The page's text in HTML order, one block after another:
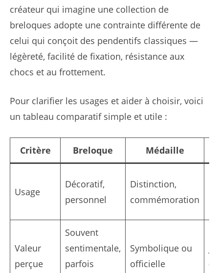
créateur qui imagine une collection de
breloques adopte une contrainte différente de
celui qui conçoit des pendentifs classiques —
légèreté, facilité de fixation, résistance aux
chocs et au frottement.
Pour clarifier les usages et aider à choisir, voici
un tableau comparatif simple et utile :
Critère Breloque Médaille
Usage
Décoratif,
personnel
Distinction,
commémoration
Valeur
perçue
Souvent
sentimentale,
parfois
Symbolique ou
officielle